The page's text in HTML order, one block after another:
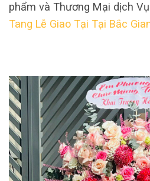
phẩm và Thương Mại dịch
Tang Lễ Giao Tại Tại Bắc